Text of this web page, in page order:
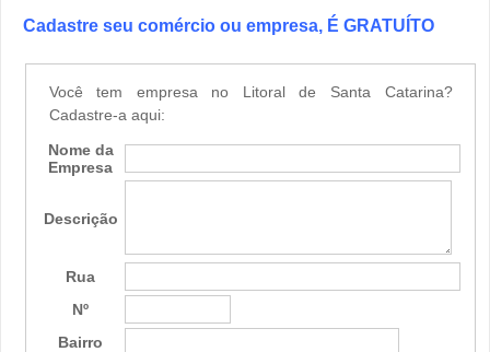
Cadastre seu comércio ou empresa, É GRATUÍTO
Você tem empresa no Litoral de Santa Catarina?
Cadastre-a aqui:
Nome da
Empresa
Descrição
Rua
Nº
Bairro